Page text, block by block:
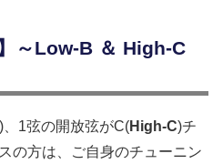
～Low-B ＆ High-C
)、1弦の開放弦がC(High-C)チ
の方は、ご自身のチューニン